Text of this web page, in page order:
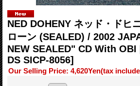
NED DOHENY ネッド・ドヒ
ローン (SEALED) / 2002
NEW SEALED" CD With OBI
DS SICP-8056]
Our Selling Price: 4,620Yen(tax